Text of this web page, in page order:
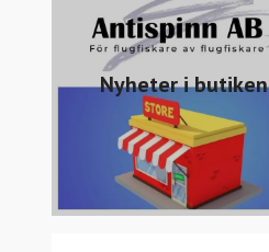
Nyheter i butiken